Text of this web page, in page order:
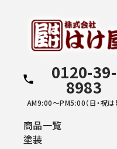
0120-39-
8983
AM9:00～PM5:00（日・祝は
商品一覧
塗装